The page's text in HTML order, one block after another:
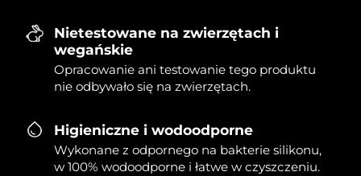
Nietestowane na zwierzętach i
wegańskie
Opracowanie ani testowanie tego produktu
nie odbywało się na zwierzętach.
Higieniczne i wodoodporne
Wykonane z odpornego na bakterie silikonu,
w 100% wodoodporne i łatwe w czyszczeniu.